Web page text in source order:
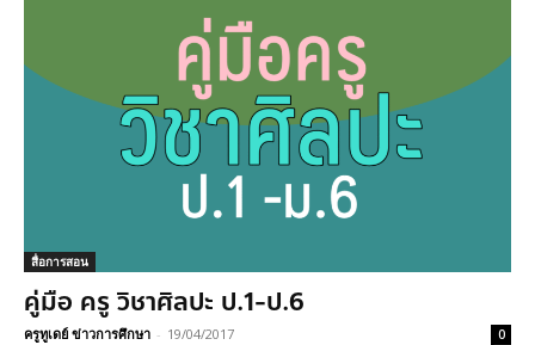
สื่อการสอน
คู่มือ ครู วิชาศิลปะ ป.1-ป.6
ครูทูเดย์ ข่าวการศึกษา - 19/04/2017 0